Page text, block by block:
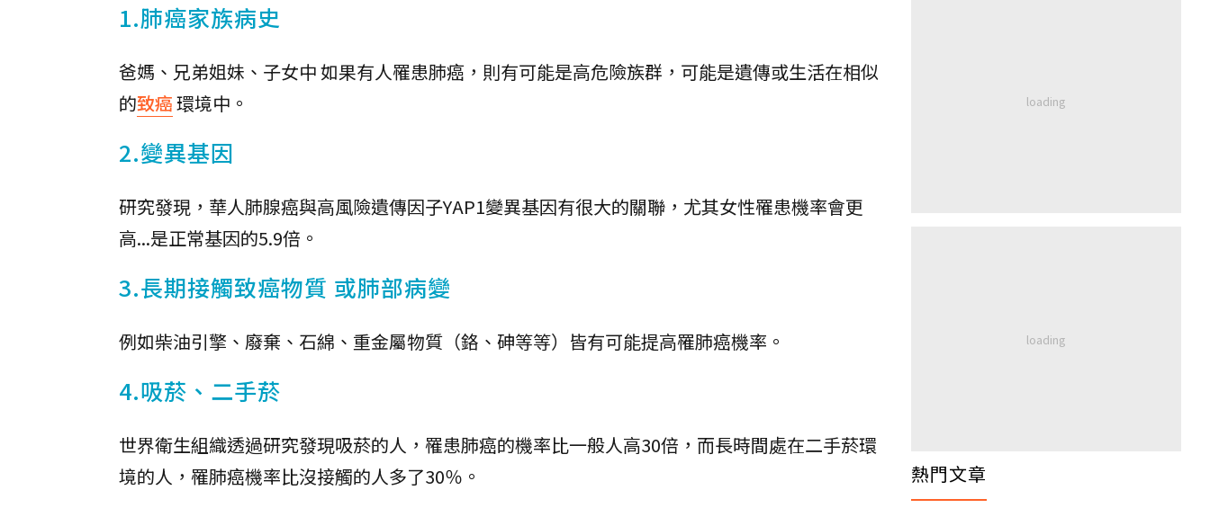
1.肺癌家族病史
爸媽、兄弟姐妹、子女中 如果有人罹患肺癌，則有可能是高危險族群，可能是遺傳或生活在相似
的致癌環境中。
2.變異基因
研究發現，華人肺腺癌與高風險遺傳因子YAP1變異基因有很大的關聯，尤其女性罹患機率會更
高...是正常基因的5.9倍。
3.長期接觸致癌物質 或肺部病變
例如柴油引擎、廢棄、石綿、重金屬物質（鉻、砷等等）皆有可能提高罹肺癌機率。
4.吸菸、二手菸
世界衛生組織透過研究發現吸菸的人，罹患肺癌的機率比一般人高30倍，而長時間處在二手菸環
境的人，罹肺癌機率比沒接觸的人多了30％。
熱門文章